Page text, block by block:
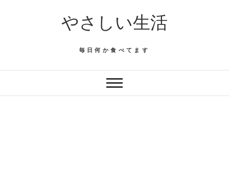
やさしい生活
毎日何か食べてます